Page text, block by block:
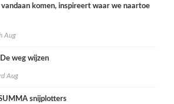
komen, inspireert waar we naartoe
Aug
weg wijzen
Aug
snijplotters